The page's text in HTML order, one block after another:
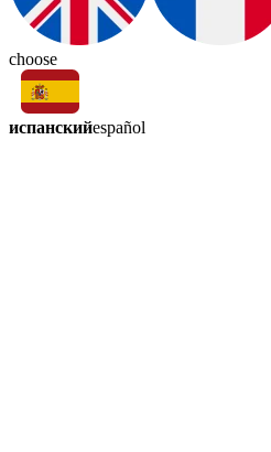
choose
испанскийespañol